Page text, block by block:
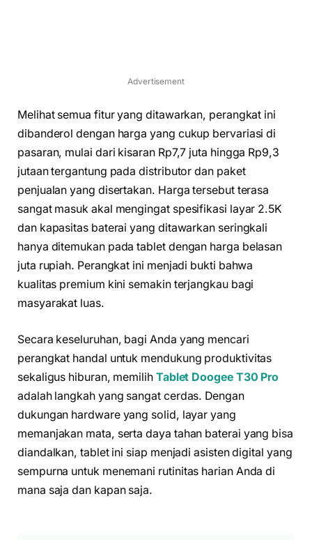
Advertisement
Melihat semua fitur yang ditawarkan, perangkat ini
dibanderol dengan harga yang cukup bervariasi di
pasaran, mulai dari kisaran Rp7,7 juta hingga Rp9,3
jutaan tergantung pada distributor dan paket
penjualan yang disertakan. Harga tersebut terasa
sangat masuk akal mengingat spesifikasi layar 2.5K
dan kapasitas baterai yang ditawarkan seringkali
hanya ditemukan pada tablet dengan harga belasan
juta rupiah. Perangkat ini menjadi bukti bahwa
kualitas premium kini semakin terjangkau bagi
masyarakat luas.
Secara keseluruhan, bagi Anda yang mencari
perangkat handal untuk mendukung produktivitas
sekaligus hiburan, memilih Tablet Doogee T30 Pro
adalah langkah yang sangat cerdas. Dengan
dukungan hardware yang solid, layar yang
memanjakan mata, serta daya tahan baterai yang bisa
diandalkan, tablet ini siap menjadi asisten digital yang
sempurna untuk menemani rutinitas harian Anda di
mana saja dan kapan saja.